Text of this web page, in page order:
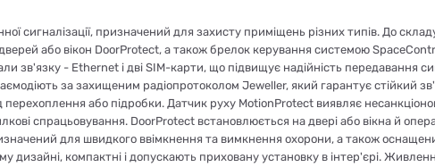
сигналізації, призначений для захисту приміщень різних типів. До
або вікон DoorProtect, а також брелок керування системою
зв'язку - Ethernet і дві SIM-карти, що підвищує надійність передавання
за захищеним радіопротоколом Jeweller, який гарантує стійкий
перехоплення або підробки. Датчик руху MotionProtect виявляє
спрацьовування. DoorProtect встановлюється на двері або вікна й
для швидкого ввімкнення та вимкнення охорони, а також
дизайні, компактні і допускають приховану установку в інтер'єрі.